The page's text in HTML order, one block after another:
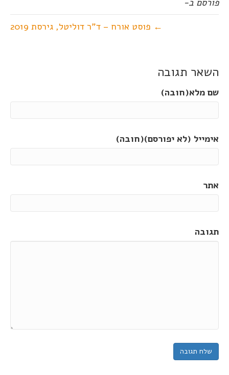
← פוסט אורח – ד"ר דוליטל, גירסת 2019
השאר תגובה
שם מלא(חובה)
אימייל (לא יפורסם)(חובה)
אתר
תגובה